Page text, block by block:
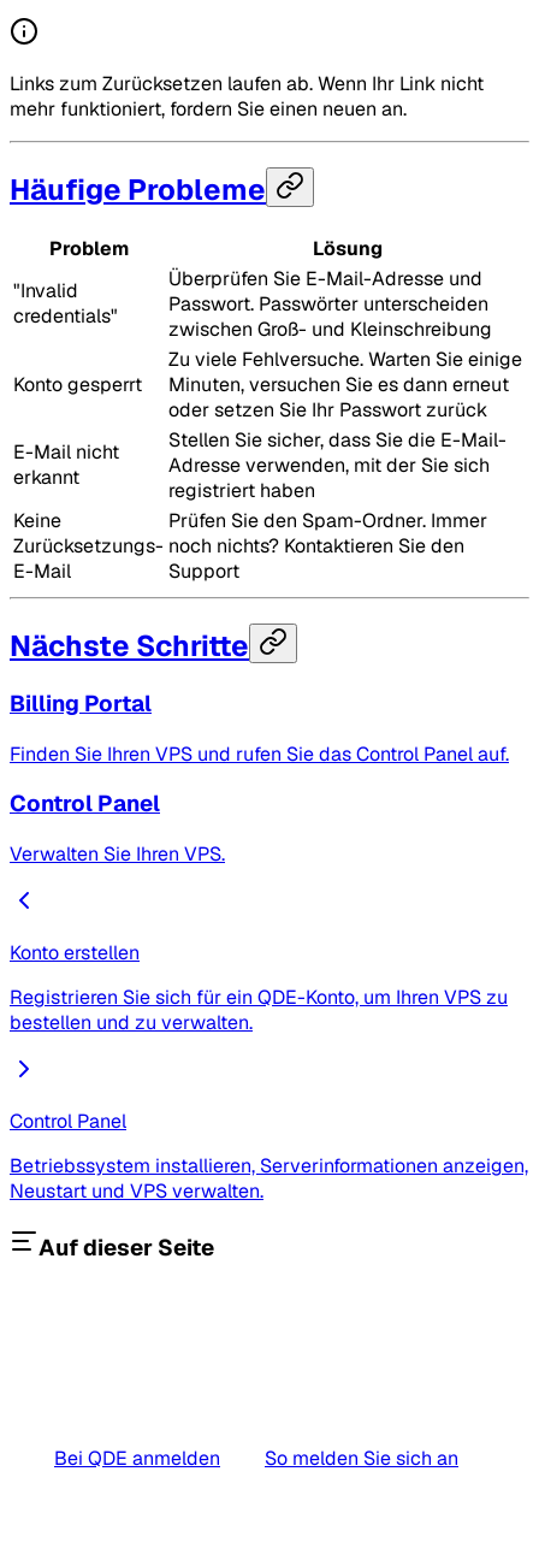
Links zum Zurücksetzen laufen ab. Wenn Ihr Link nicht
mehr funktioniert, fordern Sie einen neuen an.
Häufige Probleme
Problem
Lösung
"Invalid
credentials"
Überprüfen Sie E-Mail-Adresse und
Passwort. Passwörter unterscheiden
zwischen Groß- und Kleinschreibung
Konto gesperrt
Zu viele Fehlversuche. Warten Sie einige
Minuten, versuchen Sie es dann erneut
oder setzen Sie Ihr Passwort zurück
E-Mail nicht
erkannt
Stellen Sie sicher, dass Sie die E-Mail-
Adresse verwenden, mit der Sie sich
registriert haben
Keine
Zurücksetzungs-
E-Mail
Prüfen Sie den Spam-Ordner. Immer
noch nichts? Kontaktieren Sie den
Support
Nächste Schritte
Billing Portal
Finden Sie Ihren VPS und rufen Sie das Control Panel auf.
Control Panel
Verwalten Sie Ihren VPS.
Konto erstellen
Registrieren Sie sich für ein QDE-Konto, um Ihren VPS zu
bestellen und zu verwalten.
Control Panel
Betriebssystem installieren, Serverinformationen anzeigen,
Neustart und VPS verwalten.
Auf dieser Seite
Bei QDE anmelden So melden Sie sich an